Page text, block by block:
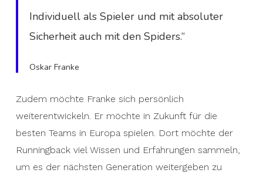
Individuell als Spieler und mit absoluter
Sicherheit auch mit den Spiders.“
Oskar Franke
Zudem möchte Franke sich persönlich
weiterentwickeln. Er möchte in Zukunft für die
besten Teams in Europa spielen. Dort möchte der
Runningback viel Wissen und Erfahrungen sammeln,
um es der nächsten Generation weitergeben zu